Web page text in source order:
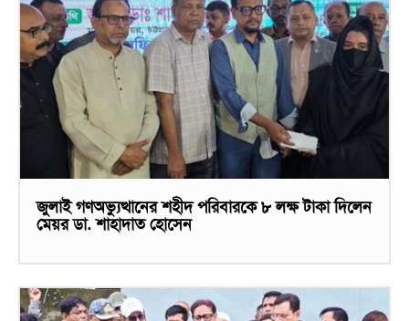
জুলাই গণঅভ্যুত্থানের শহীদ পরিবারকে ৮ লক্ষ টাকা দিলেন
মেয়র ডা. শাহাদাত হোসেন